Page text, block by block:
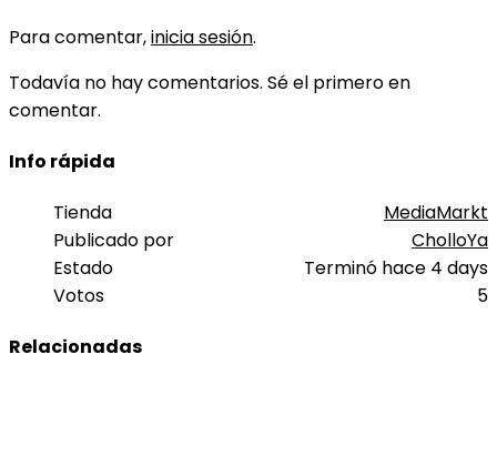
Para comentar,inicia sesión.
Todavía no hay comentarios. Sé el primero en
comentar.
Info rápida
Tienda
MediaMarkt
Publicado por
CholloYa
Estado
Terminó hace 4 days
Votos
5
Relacionadas